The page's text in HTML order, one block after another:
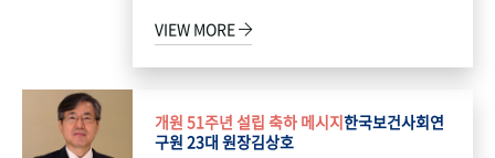
VIEW MORE
개원 51주년 설립 축하 메시지한국보건사회연
구원 23대 원장김상호